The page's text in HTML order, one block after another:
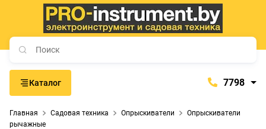
Каталог 7798
Главная Садовая техника Опрыскиватели
Опрыскиватели
рычажные